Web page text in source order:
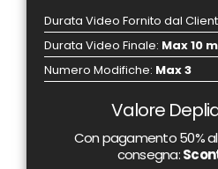
Durata Video Fornito dal
Durata Video Finale: Max 10
Numero Modifiche: Max 3
Valore
Con pagamento 50%
consegna: